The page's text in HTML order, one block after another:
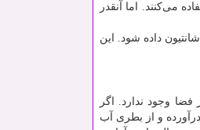
می‌کنند. اما آنقدر
داده شود. این
وجود ندارد. اگر
و از بطری آب